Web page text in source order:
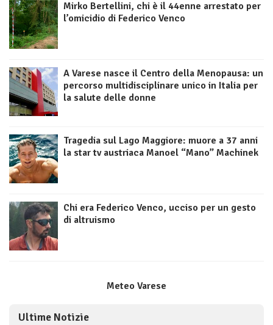
Mirko Bertellini, chi è il 44enne arrestato per
l’omicidio di Federico Venco
A Varese nasce il Centro della Menopausa: un
percorso multidisciplinare unico in Italia per
la salute delle donne
Tragedia sul Lago Maggiore: muore a 37 anni
la star tv austriaca Manoel “Mano” Machinek
Chi era Federico Venco, ucciso per un gesto
di altruismo
Meteo Varese
Ultime Notizie